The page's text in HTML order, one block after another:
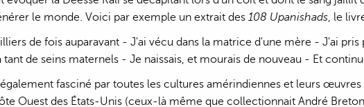
le monde. Voici par exemple un extrait des 108 Upanishads, le
de fois auparavant - J'ai vécu dans la matrice d'une mère - J'ai
tant de seins maternels - Je naissais, et mourais de nouveau - Et
fasciné par toutes les cultures amérindiennes et leurs
Ouest des États-Unis (ceux-là même que collectionnait André